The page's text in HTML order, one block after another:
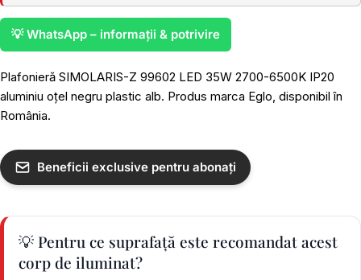
💡 WhatsApp – informații & potrivire
Plafonieră SIMOLARIS-Z 99602 LED 35W 2700-6500K IP20
aluminiu oțel negru plastic alb. Produs marca Eglo, disponibil în
România.
Beneficii exclusive pentru abonați
💡 Pentru ce suprafață este recomandat acest
corp de iluminat?